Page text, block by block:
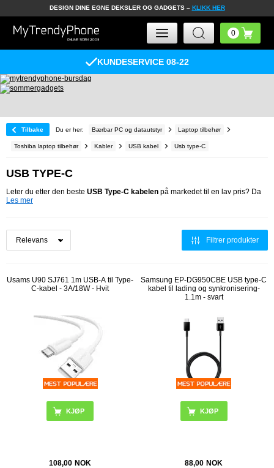
DESIGN DINE EGNE DEKSLER OG GADGETS – KLIKK HER
KUNDESERVICE 08-22
Tilbake Du er her: Bærbar PC og datautstyr Laptop tilbehør
Toshiba laptop tilbehør Kabler USB kabel Usb type-C
USB TYPE-C
Leter du etter den beste USB Type-C kabelen på markedet til en lav pris? Da
Les mer
Filtrer produkter
Usams U90 SJ761 1m USB-A til Type-
C-kabel - 3A/18W - Hvit
108,00 NOK
Samsung EP-DG950CBE USB type-C
kabel til lading og synkronisering-
1.1m - svart
88,00 NOK